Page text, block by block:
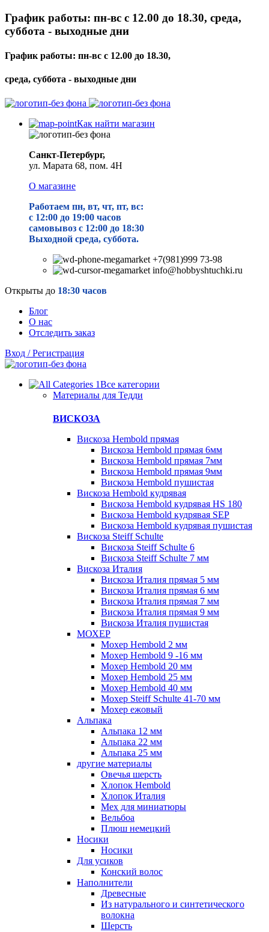
График работы: пн-вс с 12.00 до 18.30, среда,
суббота - выходные дни
График работы: пн-вс с 12.00 до 18.30,
среда, суббота - выходные дни
Как найти магазин
Санкт-Петербург,
ул. Марата 68, пом. 4Н
О магазине
Работаем пн, вт, чт, пт, вс:
с 12:00 до 19:00 часов
самовывоз с 12:00 до 18:30
Выходной среда, суббота.
+7(981)999 73-98
info@hobbyshtuchki.ru
Открыты до 18:30 часов
Блог
О нас
Отследить заказ
Вход / Регистрация
Все категории
Материалы для Тедди
ВИСКОЗА
Вискоза Hembold прямая
Вискоза Hembold прямая 6мм
Вискоза Hembold прямая 7мм
Вискоза Hembold прямая 9мм
Вискоза Hembold пушистая
Вискоза Hembold кудрявая
Вискоза Hembold кудрявая HS 180
Вискоза Hembold кудрявая SEP
Вискоза Hembold кудрявая пушистая
Вискоза Steiff Schulte
Вискоза Steiff Schulte 6
Вискоза Steiff Schulte 7 мм
Вискоза Италия
Вискоза Италия прямая 5 мм
Вискоза Италия прямая 6 мм
Вискоза Италия прямая 7 мм
Вискоза Италия прямая 9 мм
Вискоза Италия пушистая
МОХЕР
Мохер Hembold 2 мм
Мохер Hembold 9 -16 мм
Мохер Hembold 20 мм
Мохер Hembold 25 мм
Мохер Hembold 40 мм
Мохер Steiff Schulte 41-70 мм
Мохер ежовый
Альпака
Альпака 12 мм
Альпака 22 мм
Альпака 25 мм
другие материалы
Овечья шерсть
Хлопок Hembold
Хлопок Италия
Мех для миниатюры
Вельбоа
Плюш немецкий
Носики
Носики
Для усиков
Конский волос
Наполнители
Древесные
Из натурального и синтетического
волокна
Шерсть